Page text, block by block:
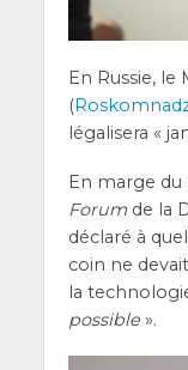
En Rus­sie,
(
léga­li­se­ra «
En marge
Forumde la
décla­ré à
coin ne
la
pos­sible».